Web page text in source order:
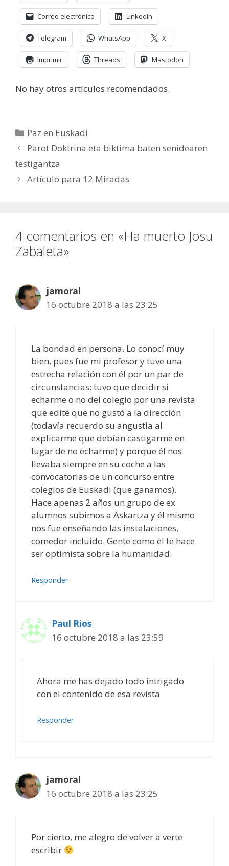
Correo electrónico LinkedIn
Telegram WhatsApp X
Imprimir Threads Mastodon
No hay otros artículos recomendados.
Categorías
Paz en Euskadi
Parot Doktrina eta biktima baten senidearen
testigantza
Artículo para 12 Miradas
4 comentarios en «Ha muerto Josu
Zabaleta»
jamoral
16 octubre 2018 a las 23:25
La bondad en persona. Lo conocí muy
bien, pues fue mi profesor y tuve una
estrecha relación con él por un par de
circunstancias: tuvo que decidir si
echarme o no del colegio por una revista
que edité que no gustó a la dirección
(todavía recuerdo su angustia al
explicarme que debían castigarme en
lugar de no echarme) y porque él nos
llevaba siempre en su coche a las
convocatorias de un concurso entre
colegios de Euskadi (que ganamos).
Hace apenas 2 años un grupo de ex
alumnos subimos a Askartza y él mismo
nos fue enseñando las instalaciones,
comedor incluido. Gente como él te hace
ser optimista sobre la humanidad.
Responder
Paul Rios
16 octubre 2018 a las 23:59
Ahora me has dejado todo intrigado
con el contenido de esa revista
Responder
jamoral
16 octubre 2018 a las 23:25
Por cierto, me alegro de volver a verte
escribir